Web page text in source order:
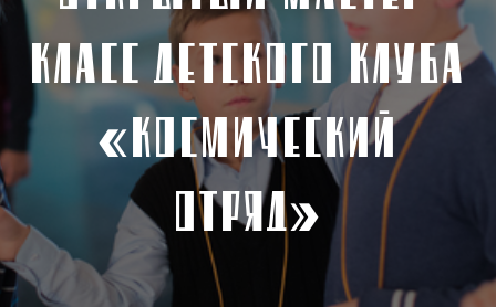
КЛАСС ДЕТСКОГО КЛУБА
«КОСМИЧЕСКИЙ
ОТРЯД»